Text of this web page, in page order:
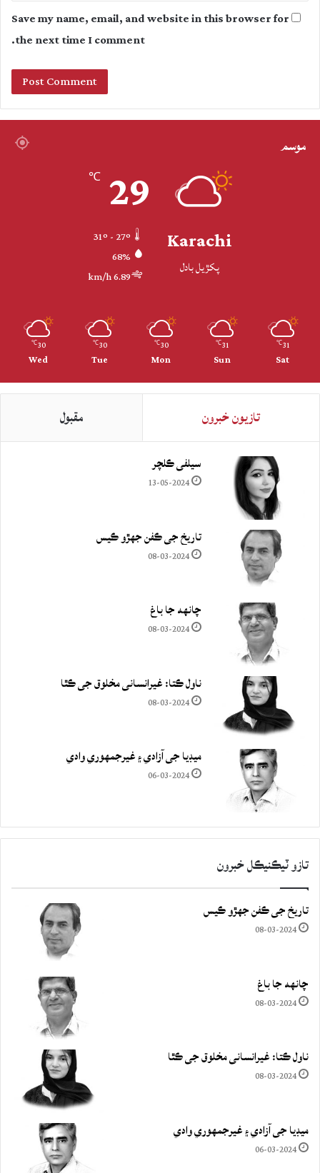
Save my name, email, and website in this browser for
the next time I comment.
موسم
Karachi
پکڙيل بادل
29
℃
68%
6.89 km/h
31
℃
Sat
31
℃
Sun
30
℃
Mon
30
℃
Tue
30
℃
Wed
تازيون خبرون مقبول
سيلفي ڪلچر
13-05-2024
تاريخ جي ڪفن جھڙو ڪيس
08-03-2024
چانهه جا باغ
08-03-2024
ناول ڪتا: غيرانساني مخلوق جي ڪٿا
08-03-2024
ميڊيا جي آزادي ۽ غيرجمھوري وادي
06-03-2024
تازو ٽيڪنيڪل خبرون
تاريخ جي ڪفن جھڙو ڪيس
08-03-2024
چانهه جا باغ
08-03-2024
ناول ڪتا: غيرانساني مخلوق جي ڪٿا
08-03-2024
ميڊيا جي آزادي ۽ غيرجمھوري وادي
06-03-2024